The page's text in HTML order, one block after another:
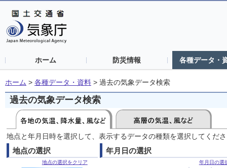
ホーム 防災情報 各種データ・
ホーム > 各種データ・資料 > 過去の気象データ検索
過去の気象データ検索
地点と年月日時を選択して、表示するデータの種類を選択してくだ
地点の選択
地点の選択をクリア
年月日の選択
年月日の選